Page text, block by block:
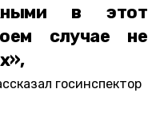
в этот
случае не
госинспектор